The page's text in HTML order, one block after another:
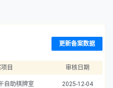
更新备案数据
目 审核日期
自助棋牌室 2025-12-04